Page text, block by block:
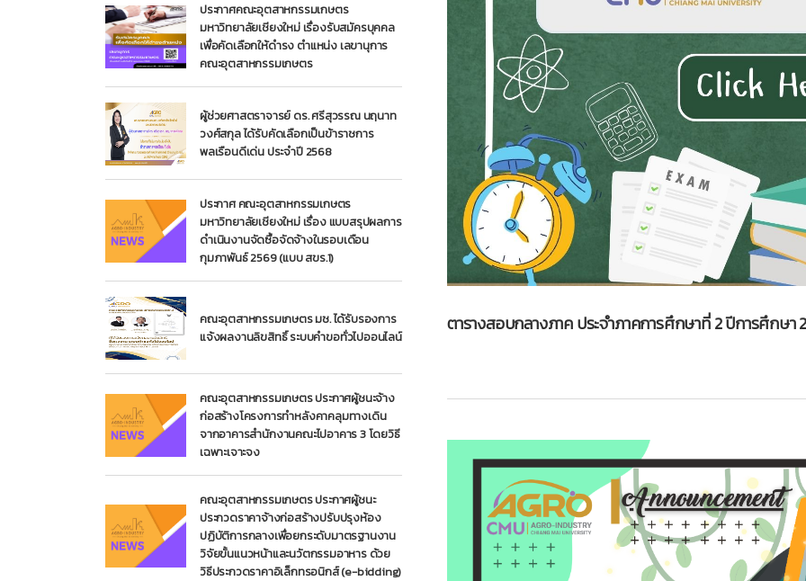
ประกาศคณะอุตสาหกรรมเกษตร
มหาวิทยาลัยเชียงใหม่ เรื่องรับสมัครบุคคล
เพื่อคัดเลือกให้ดำรง ตำแหน่ง เลขานุการ
คณะอุตสาหกรรมเกษตร
ผู้ช่วยศาสตราจารย์ ดร. ศรีสุวรรณ นฤนาท
วงศ์สกุล ได้รับคัดเลือกเป็นข้าราชการ
พลเรือนดีเด่น ประจำปี 2568
ประกาศ คณะอุตสาหกรรมเกษตร
มหาวิทยาลัยเชียงใหม่ เรื่อง แบบสรุปผลการ
ดำเนินงานจัดซื้อจัดจ้างในรอบเดือน
กุมภาพันธ์ 2569 (แบบ สขร.1)
คณะอุตสาหกรรมเกษตร มช. ได้รับรองการ
แจ้งผลงานลิขสิทธิ์ ระบบคำขอทั่วไปออนไลน์
คณะอุตสาหกรรมเกษตร ประกาศผู้ชนะจ้าง
ก่อสร้างโครงการทำหลังคาคลุมทางเดิน
จากอาคารสำนักงานคณะไปอาคาร 3 โดยวิธี
เฉพาะเจาะจง
คณะอุตสาหกรรมเกษตร ประกาศผู้ชนะ
ประกวดราคาจ้างก่อสร้างปรับปรุงห้อง
ปฏิบัติการกลางเพื่อยกระดับมาตรฐานงาน
วิจัยขั้นแนวหน้าและนวัตกรรมอาหาร ด้วย
วิธีประกวดราคาอิเล็กทรอนิกส์ (e-bidding)
ตารางสอบกลางภาค ประจำภาคการศึกษาที่ 2 ปีการศึกษา